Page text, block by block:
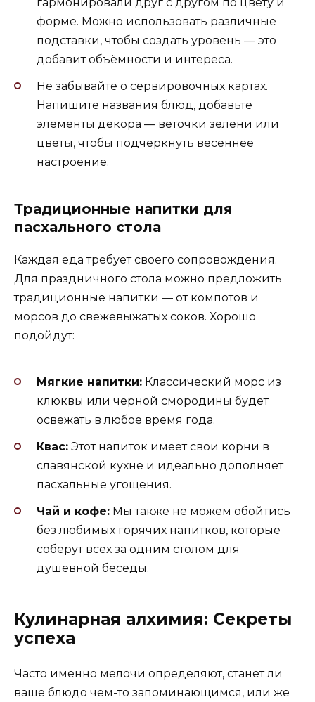
форме. Можно использовать различные
подставки, чтобы создать уровень — это
добавит объёмности и интереса.
Не забывайте о сервировочных картах.
Напишите названия блюд, добавьте
элементы декора — веточки зелени или
цветы, чтобы подчеркнуть весеннее
настроение.
Традиционные напитки для
пасхального стола
Каждая еда требует своего сопровождения.
Для праздничного стола можно предложить
традиционные напитки — от компотов и
морсов до свежевыжатых соков. Хорошо
подойдут:
Мягкие напитки: Классический морс из
клюквы или черной смородины будет
освежать в любое время года.
Квас: Этот напиток имеет свои корни в
славянской кухне и идеально дополняет
пасхальные угощения.
Чай и кофе: Мы также не можем обойтись
без любимых горячих напитков, которые
соберут всех за одним столом для
душевной беседы.
Кулинарная алхимия: Секреты
успеха
Часто именно мелочи определяют, станет ли
ваше блюдо чем-то запоминающимся, или же